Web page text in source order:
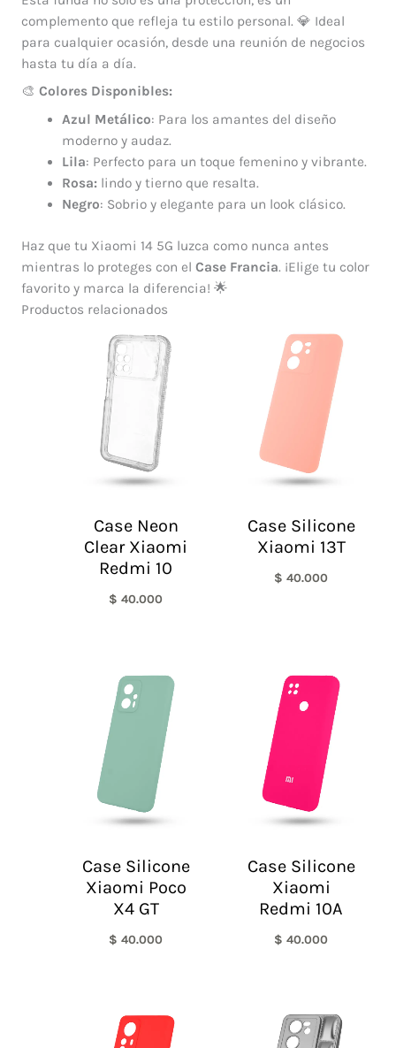
complemento que refleja tu estilo personal. 💎 Ideal
para cualquier ocasión, desde una reunión de negocios
hasta tu día a día.
🎨 Colores Disponibles:
Azul Metálico: Para los amantes del diseño
moderno y audaz.
Lila: Perfecto para un toque femenino y vibrante.
Rosa: lindo y tierno que resalta.
Negro: Sobrio y elegante para un look clásico.
Haz que tu Xiaomi 14 5G luzca como nunca antes
mientras lo proteges con el Case Francia. ¡Elige tu color
favorito y marca la diferencia! 🌟
Productos relacionados
Case Neon
Clear Xiaomi
Redmi 10
$ 40.000
Case Silicone
Xiaomi 13T
$ 40.000
Case Silicone
Xiaomi Poco
X4 GT
$ 40.000
Case Silicone
Xiaomi
Redmi 10A
$ 40.000